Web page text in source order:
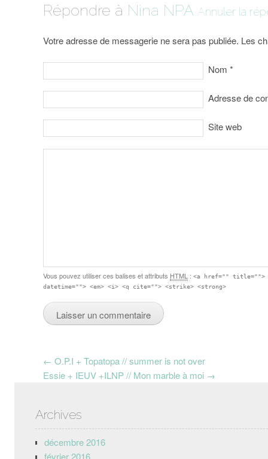
Répondre à Nina NPA Annuler la
Votre adresse de messagerie ne sera pas publiée. Les
Nom *
Adresse de
Site web
Vous pouvez utiliser ces balises et attributs HTML :<a href="" title="">
datetime=""> <em> <i> <q cite=""> <strike> <strong>
Post navigation
← O.P.I + Topatopa // summer is not over
Essie + IEUV +ILNP // Mon marble à moi →
Archives
décembre 2016
février 2016